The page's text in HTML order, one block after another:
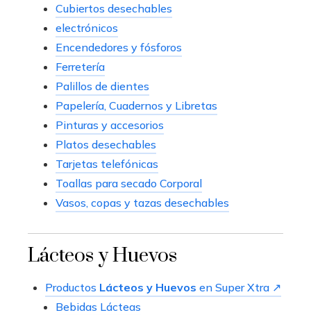
Cubiertos desechables
electrónicos
Encendedores y fósforos
Ferretería
Palillos de dientes
Papelería, Cuadernos y Libretas
Pinturas y accesorios
Platos desechables
Tarjetas telefónicas
Toallas para secado Corporal
Vasos, copas y tazas desechables
Lácteos y Huevos
Productos Lácteos y Huevos en Super Xtra ↗
Bebidas Lácteas